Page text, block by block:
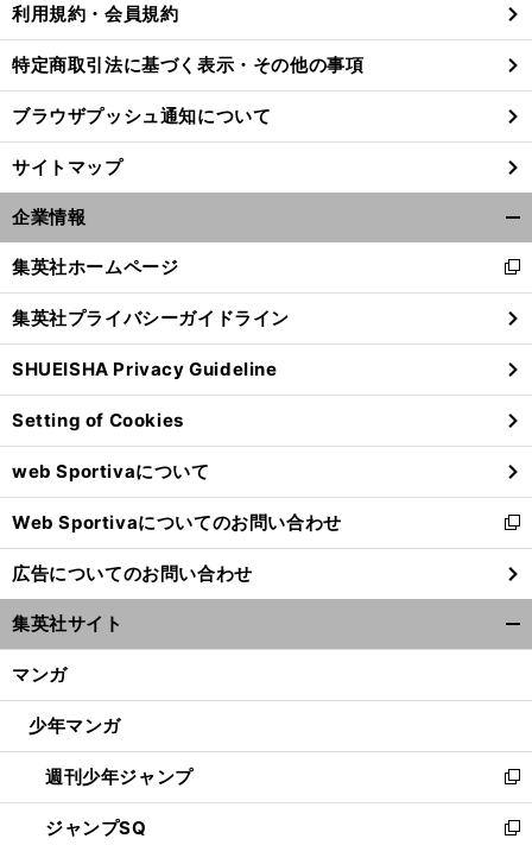
利用規約・会員規約
特定商取引法に基づく表示・その他の事項
ブラウザプッシュ通知について
サイトマップ
企業情報
閉
る
集英社ホームページ
新
し
い
ウ
ィ
ン
ド
ウ
で
開
く
集英社プライバシーガイドライン
SHUEISHA Privacy Guideline
Setting of Cookies
web Sportivaについて
Web Sportivaについてのお問い合わせ
新
し
い
ウ
ィ
ン
ウ
開
く
広告についてのお問い合わせ
集英社サイト
マンガ
少年マンガ
週刊少年ジャンプ
新
し
い
ジャンプSQ
新